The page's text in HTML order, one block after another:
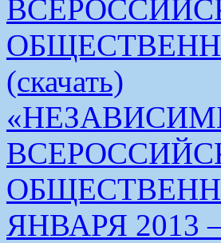
(скачать)
ЯНВАРЯ 2013